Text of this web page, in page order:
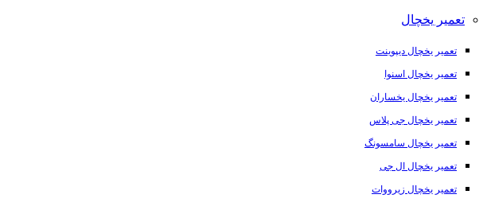
تعمیر یخچال
تعمیر یخچال دیپوینت
تعمیر یخچال اسنوا
تعمیر یخچال یخساران
تعمیر یخچال جی پلاس
تعمیر یخچال سامسونگ
تعمیر یخچال ال جی
تعمیر یخچال زیرووات